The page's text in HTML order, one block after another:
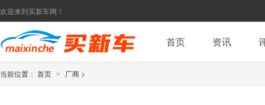
欢迎来到买新车网！
首页 资讯
当前位置： 首页 > 厂商 >